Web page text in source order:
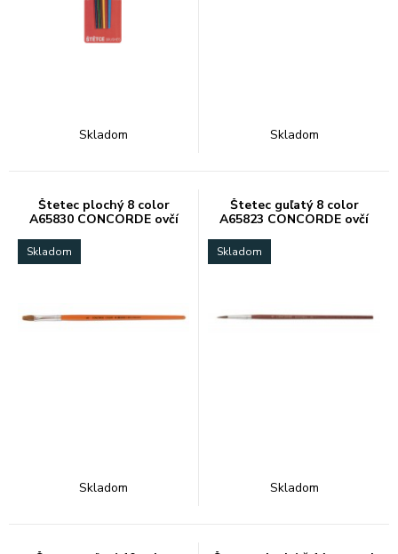
Skladom Skladom
Štetec plochý 8 color
A65830 CONCORDE ovčí
Skladom
Skladom
Štetec guľatý 8 color
A65823 CONCORDE ovčí
Skladom
Skladom